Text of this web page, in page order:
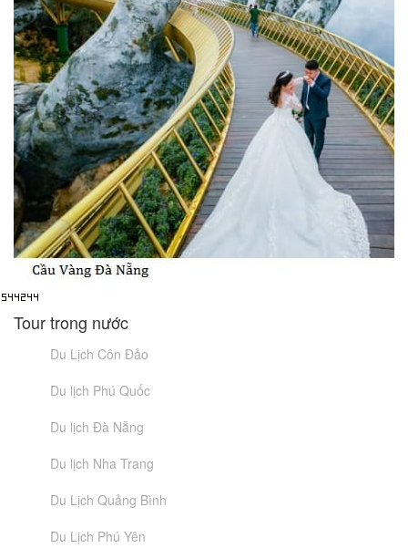
Tour trong nước
Du Lịch Côn Đảo
Du lịch Phú Quốc
Du lịch Đà Nẵng
Du lịch Nha Trang
Du Lịch Quảng Bình
Du Lịch Phú Yên